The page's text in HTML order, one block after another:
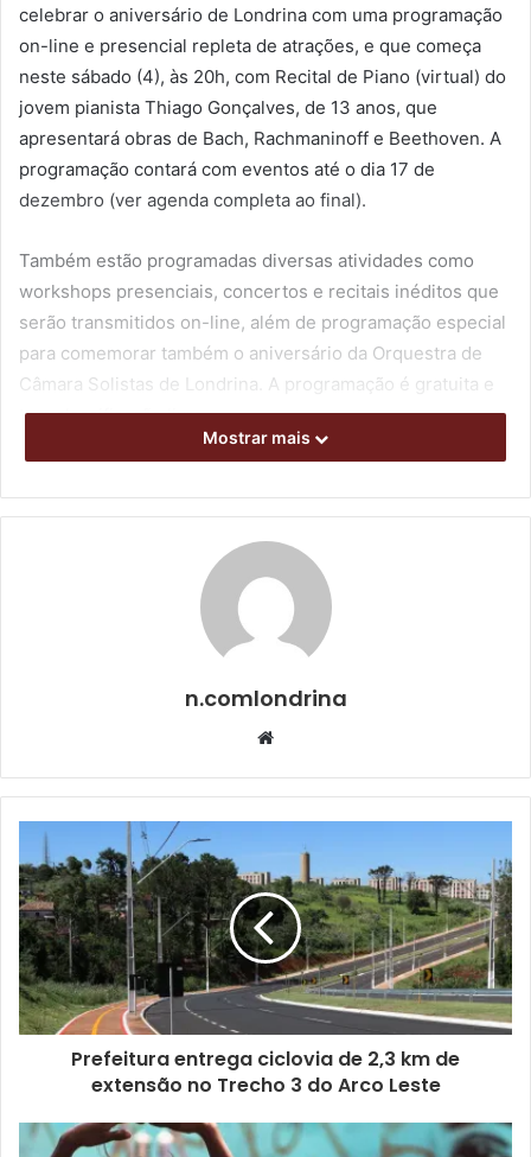
celebrar o aniversário de Londrina com uma programação
on-line e presencial repleta de atrações, e que começa
neste sábado (4), às 20h, com Recital de Piano (virtual) do
jovem pianista Thiago Gonçalves, de 13 anos, que
apresentará obras de Bach, Rachmaninoff e Beethoven. A
programação contará com eventos até o dia 17 de
dezembro (ver agenda completa ao final).
Também estão programadas diversas atividades como
workshops presenciais, concertos e recitais inéditos que
serão transmitidos on-line, além de programação especial
para comemorar também o aniversário da Orquestra de
Câmara Solistas de Londrina. A programação é gratuita e
tem classificação livre.
de Viola, Violão e Contrabaixo com os integrantes da
Orquestra de Câmara Solistas de Londrina, Jairo Chaves,
Natanael Fonseca e Jorge Silva, no dia 13, Espaço Villa
Rica (R. Piauí, 211). Os cursos têm início às 14h e são
gratuitos para todo o público.
Foto: Divulgação
Para o assessor da Secretaria Municipal de Cultura e
coordenador da Fábrica – Rede Popular de Cultura, Valdir
Grandini, o momento é de celebrar a cidade
proporcionando atrações diversificadas ao público, com
muito interessante, entre os diversos eventos e atividades
Mostrar mais
n.comlondrina
Website
Prefeitura entrega ciclovia de 2,3 km de
extensão no Trecho 3 do Arco Leste